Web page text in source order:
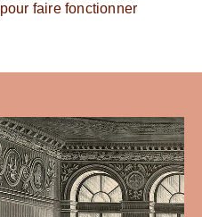
faire fonctionner